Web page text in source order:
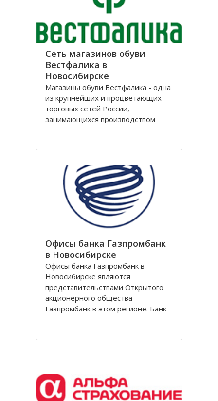
Сеть магазинов обуви
Вестфалика в
Новосибирске
Магазины обуви Вестфалика - одна
из крупнейших и процветающих
торговых сетей России,
занимающихся производством
является одним из представителей
Головной офис федеральной
обувной сети Вестфалика в
Офисы банка Газпромбанк
в Новосибирске
Офисы банка Газпромбанк в
Новосибирске являются
представительствами Открытого
акционерного общества
Газпромбанк в этом регионе. Банк
промышленности. Он уже давно
время является